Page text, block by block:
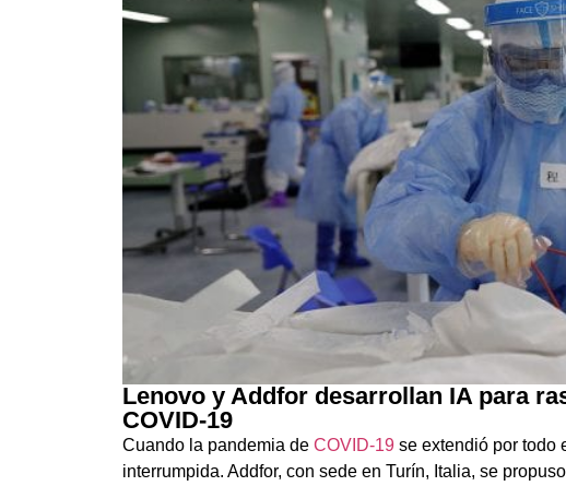
Lenovo y Addfor desarrollan IA para
COVID-19
Cuando la pandemia de COVID-19 se extendió por todo
interrumpida. Addfor, con sede en Turín, Italia, se